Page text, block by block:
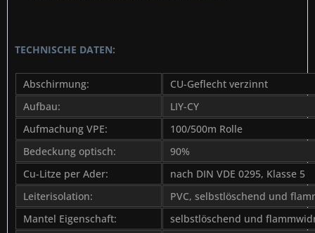
TECHNISCHE DATEN:
Abschirmung:
CU-Geflecht verzinnt
Aufbau:
LIY-CY
Aufmachung VPE:
100/500m Rolle
Bedeckung optisch:
90%
Cu-Litze per Ader:
nach DIN VDE 0295, Klasse 5
Leiterisolation:
PVC, selbstlöschend und
Mantel Eigenschaft:
selbstlöschend und